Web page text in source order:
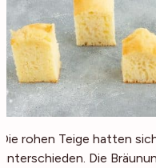
Die rohen Teige hatten
unterschieden. Die